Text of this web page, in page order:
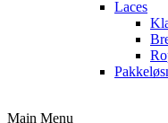
Laces
Main Menu